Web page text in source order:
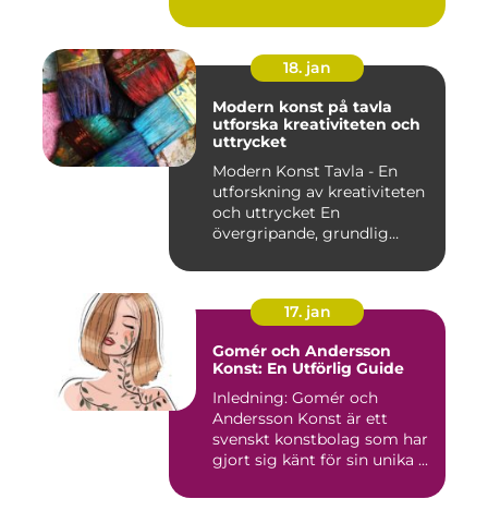
18. jan
Modern konst på tavla
utforska kreativiteten och
uttrycket
Modern Konst Tavla - En
utforskning av kreativiteten
och uttrycket En
övergripande, grundlig
17. jan
Gomér och Andersson
Konst: En Utförlig Guide
Inledning: Gomér och
Andersson Konst är ett
svenskt konstbolag som har
gjort sig känt för sin unika ...